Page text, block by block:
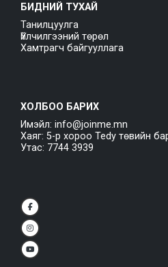
БИДНИЙ ТУХАЙ
Танилцуулга
Үйлчилгээний төрөл
Хамтрагч байгууллага
ХОЛБОО БАРИХ
Имэйл: info@joinme.mn
Хаяг: 5-р хороо Tedy төвийн
Утас: 7744 3939